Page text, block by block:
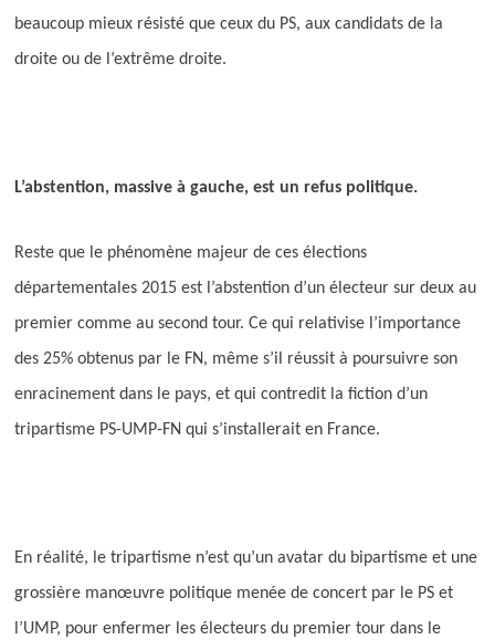
beaucoup mieux résisté que ceux du PS, aux candidats de la
droite ou de l’extrême droite.
L’abstention, massive à gauche, est un refus politique.
Reste que le phénomène majeur de ces élections
départementales 2015 est l’abstention d’un électeur sur deux au
premier comme au second tour. Ce qui relativise l’importance
des 25% obtenus par le FN, même s’il réussit à poursuivre son
enracinement dans le pays, et qui contredit la fiction d’un
tripartisme PS-UMP-FN qui s’installerait en France.
En réalité, le tripartisme n’est qu’un avatar du bipartisme et une
grossière manœuvre politique menée de concert par le PS et
l’UMP, pour enfermer les électeurs du premier tour dans le